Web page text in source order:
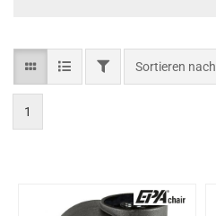
Sortieren nach
1